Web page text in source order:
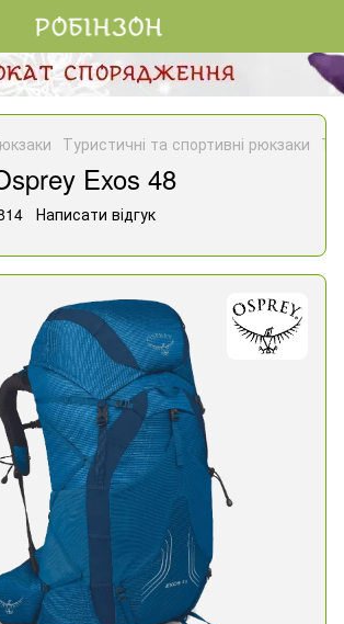
Туристичні та спортивні рюкзаки
Exos 48
Написати відгук